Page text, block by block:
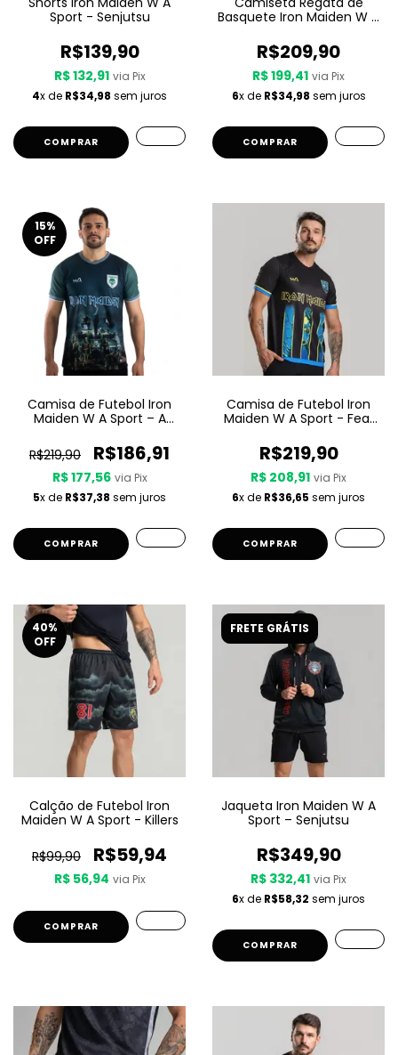
Sport - Senjutsu
R$139,90
R$ 132,91 via Pix
4x de R$34,98 sem juros
COMPRAR
Basquete Iron Maiden W A
R$209,90
R$ 199,41 via Pix
6x de R$34,98 sem juros
COMPRAR
15%
OFF
Camisa de Futebol Iron
Maiden W A Sport – A
R$219,90
R$186,91
R$ 177,56 via Pix
5x de R$37,38 sem juros
COMPRAR
Camisa de Futebol Iron
Maiden W A Sport - Fear
R$219,90
R$ 208,91 via Pix
6x de R$36,65 sem juros
COMPRAR
40%
OFF
Calção de Futebol Iron
Maiden W A Sport - Killers
R$99,90 R$59,94
R$ 56,94 via Pix
COMPRAR
FRETE GRÁTIS
Jaqueta Iron Maiden W A
Sport – Senjutsu
R$349,90
R$ 332,41 via Pix
6x de R$58,32 sem juros
COMPRAR